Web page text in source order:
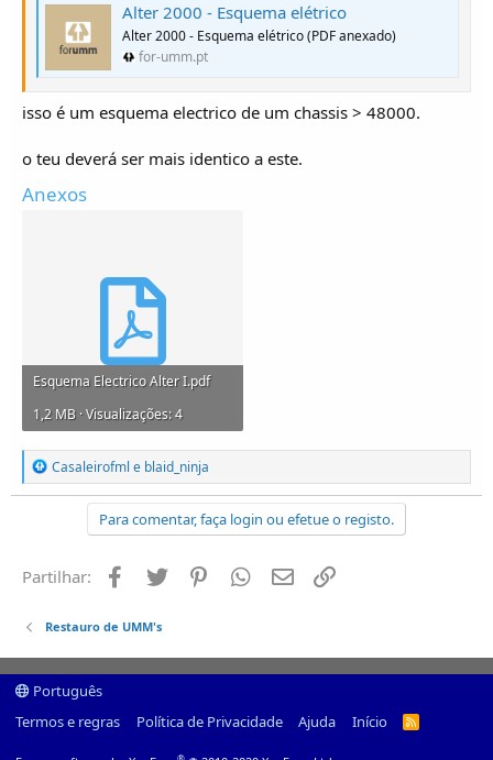
Alter 2000 - Esquema elétrico
Alter 2000 - Esquema elétrico (PDF anexado)
for-umm.pt
isso é um esquema electrico de um chassis > 48000.
o teu deverá ser mais identico a este.
Anexos
Esquema Electrico Alter I.pdf
1,2 MB · Visualizações: 4
R
e
a
s
:
Casaleirofml e blaid_ninja
Para comentar, faça login ou efetue o registo.
Partilhar: Facebook
Twitter PinterestWhatsapp
Email
Restauro de UMM's
Português
Termos e regras
Política de Privacidade Ajuda Início
R